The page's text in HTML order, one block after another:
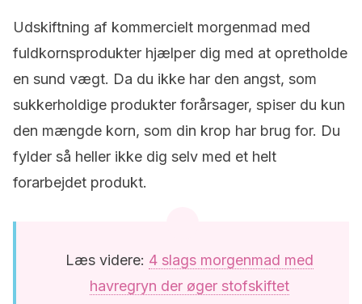
Udskiftning af kommercielt morgenmad med
fuldkornsprodukter hjælper dig med at opretholde
en sund vægt. Da du ikke har den angst, som
sukkerholdige produkter forårsager, spiser du kun
den mængde korn, som din krop har brug for. Du
fylder så heller ikke dig selv med et helt
forarbejdet produkt.
Læs videre: 4 slags morgenmad med
havregryn der øger stofskiftet